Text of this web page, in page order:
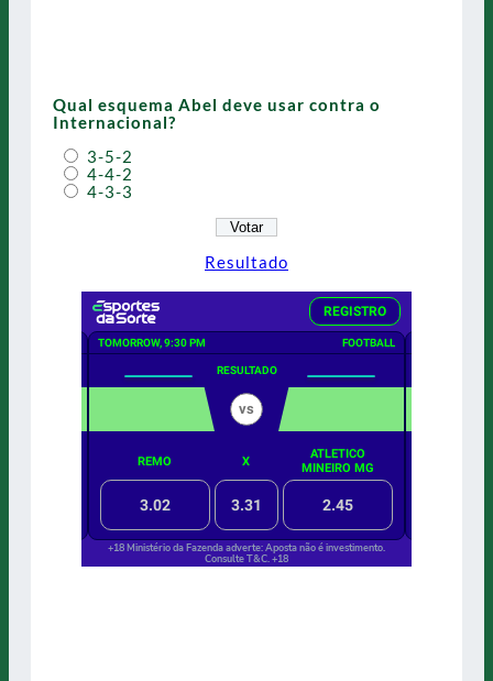
Qual esquema Abel deve usar contra o
Internacional?
3-5-2
4-4-2
4-3-3
Resultado